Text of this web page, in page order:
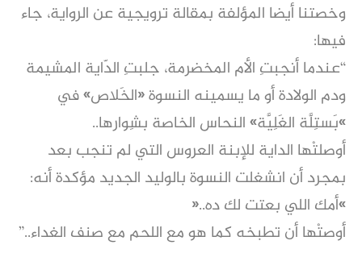
وخصتنا أيضا المؤلفة بمقالة ترويجية عن الرواية، جاء
فيها:
“عندما أنجبتِ الأم المخضرمة، جلبتِ الدّاية المشيمة
ودم الولادة أو ما يسمينه النسوة «الخَلاص» في
»بَستِلَّة الغَلِيَّة» النحاس الخاصة بشِوارها..
أوصلتْها الداية للإبنة العروس التي لم تنجب بعد
بمجرد أن انشغلت النسوة بالوليد الجديد مؤكدة أنه:
»أمك اللي بعتت لك ده..«
أوصتْها أن تطبخه كما هو مع اللحم مع صنف الغداء..”